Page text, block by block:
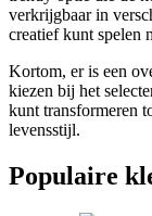
verkrijgbaar in
creatief kunt spelen
Kortom, er is een
kiezen bij het
kunt transformeren
levensstijl.
Populaire